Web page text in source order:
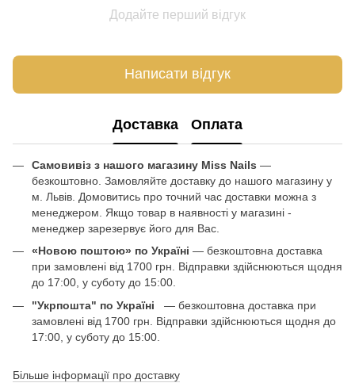
Додайте перший відгук
Написати відгук
Доставка Оплата
Самовивіз з нашого магазину Miss Nails —
безкоштовно. Замовляйте доставку до нашого магазину у
м. Львів. Домовитись про точний час доставки можна з
менеджером. Якщо товар в наявності у магазині -
менеджер зарезервує його для Вас.
«Новою поштою» по Україні — безкоштовна доставка
при замовлені від 1700 грн. Відправки здійснюються щодня
до 17:00, у суботу до 15:00.
"Укрпошта" по Україні
— безкоштовна доставка при
замовлені від 1700 грн. Відправки здійснюються щодня до
17:00, у суботу до 15:00.
Більше інформації про доставку